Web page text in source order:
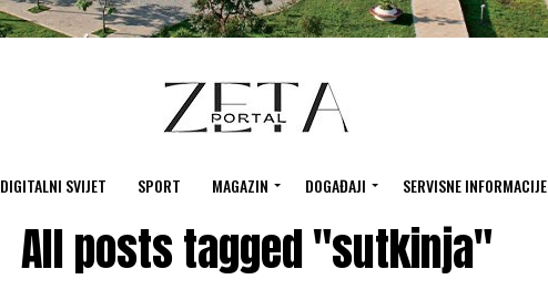
DIGITALNI SVIJET SPORT MAGAZIN DOGAĐAJI SERVISNE INFORMACIJE
All posts tagged "sutkinja"